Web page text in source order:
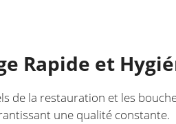
Rapide et
de la restauration et les
une qualité constante.